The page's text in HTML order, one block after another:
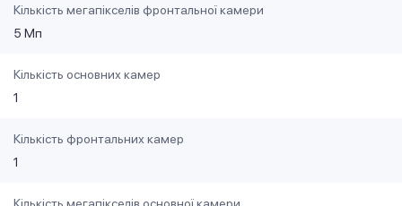
Кількість мегапікселів фронтальної камери
5 Мп
Кількість основних камер
1
Кількість фронтальних камер
1